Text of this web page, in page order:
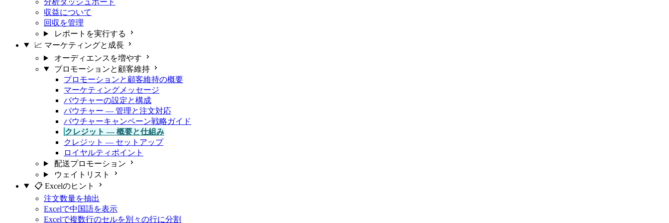
分析ダッシュボード
収益について
回収を管理
レポートを実行する
📈 マーケティングと成長
オーディエンスを増やす
プロモーションと顧客維持
プロモーションと顧客維持の概要
マーケティングメッセージ
バウチャーの設定と構成
バウチャー — 管理と注文対応
バウチャーキャンペーン戦略ガイド
クレジット — 概要と仕組み
クレジット — セットアップ
ロイヤルティポイント
配送プロモーション
ウェイトリスト
📋 Excelのヒント
注文数量を抽出
Excelで中国語を表示
Excelで複数行のセルを別々の行に分割